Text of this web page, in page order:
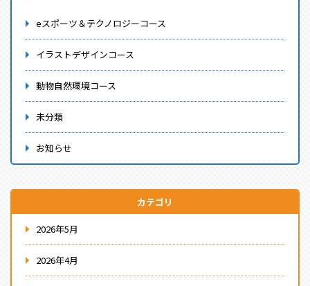
eスポーツ＆テクノロジーコース
イラストデザインコース
動物自然環境コース
未分類
お知らせ
カテゴリ
2026年5月
2026年4月